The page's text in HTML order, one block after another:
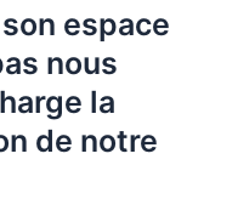
espace
nous
la
de notre